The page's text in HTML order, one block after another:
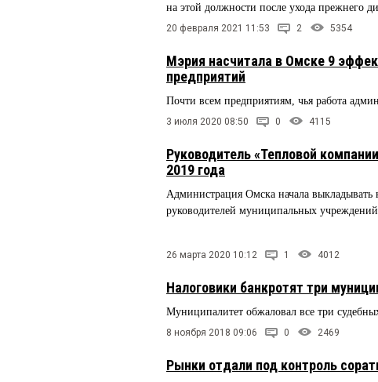
на этой должности после ухода прежнего
20 февраля 2021 11:53 2 5354
Мэрия насчитала в Омске 9
предприятий
Почти всем предприятиям, чья работа
3 июля 2020 08:50 0 4115
Руководитель «Тепловой
2019 года
Администрация Омска начала
руководителей муниципальных
26 марта 2020 10:12 1 4012
Налоговики банкротят три
Муниципалитет обжаловал все три
8 ноября 2018 09:06 0 2469
Рынки отдали под контроль